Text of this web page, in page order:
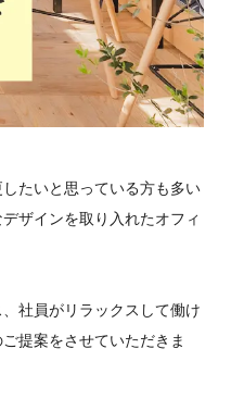
たいと思っている方も多い
ザインを取り入れたオフィ
社員がリラックスして働け
提案をさせていただきま